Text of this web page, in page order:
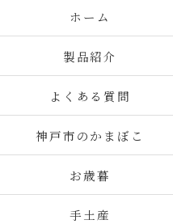
ホーム
製品紹介
よくある質問
神戸市のかまぼこ
お歳暮
手土産